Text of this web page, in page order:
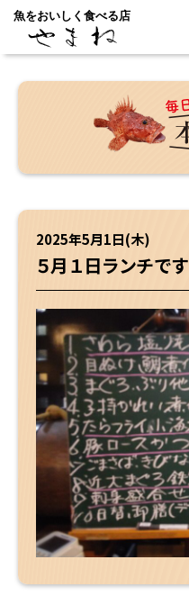
魚をおいしく食べる店
2025年5月1日(木)
５月１日ランチです